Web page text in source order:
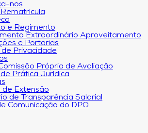
nos
e Regimento
Extraordinário Aproveitamento
e Portarias
de Privacidade
Própria de Avaliação
de Prática Jurídica
de Extensão
de Transparência Salarial
Comunicação do DPO